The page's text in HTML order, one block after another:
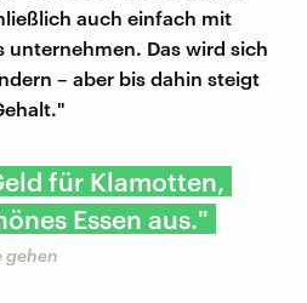
auch einfach mit
unternehmen. Das wird sich
– aber bis dahin steigt
für Klamotten,
Essen aus."
gehen